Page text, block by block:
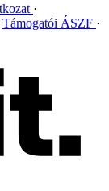
Támogatói ÁSZF